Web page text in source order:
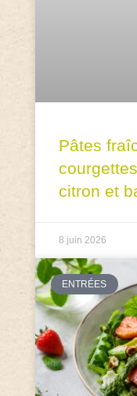
Pâtes
citron et
8 juin 2026
ENTRÉES